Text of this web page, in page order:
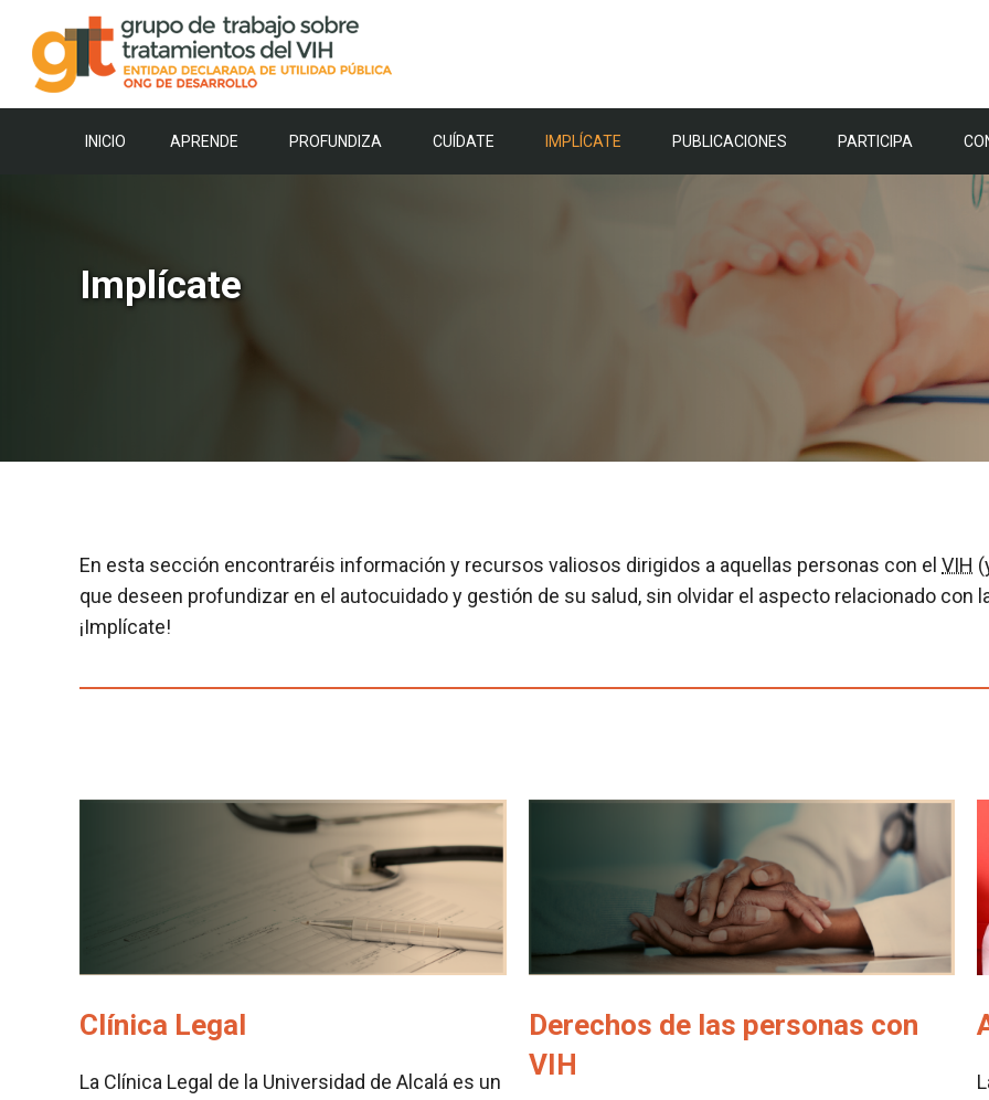
contenido
INICIO APRENDE PROFUNDIZA CUÍDATE IMPLÍCATE PUBLICACIONES PARTICIPA
Implícate
En esta sección encontraréis información y recursos valiosos dirigidos a aquellas personas con el VIH
que deseen profundizar en el autocuidado y gestión de su salud, sin olvidar el aspecto relacionado con
¡Implícate!
Clínica Legal
La Clínica Legal de la Universidad de Alcalá es un
Derechos de las personas con
VIH